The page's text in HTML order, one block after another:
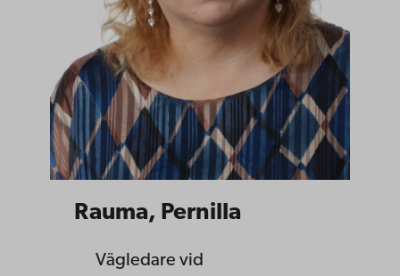
Rauma, Pernilla
Vägledare vid